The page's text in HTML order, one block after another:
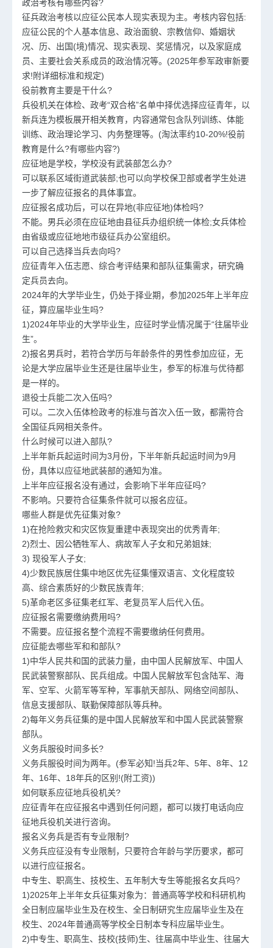
政治考核有哪些内容?
征兵政治考核以应征公民本人现实表现为主。考核内容包括:
应征公民的个人基本信息、政治面貌、宗教信仰、婚姻状
况、历、出国(境)情况、现实表现、奖惩情况，以及家庭成
员、主要社会关系成员的政治情况等。(2025年参军政审新要
求!附详细标准和规定)
役前教育主要是干什么?
兵役机关在体检、政考“双合格”名单中择优选择应征青年，以
新兵连为模板展开相关教育，内容通常包含队列训练、体能
训练、政治理论学习、内务整理等。(淘汰率约10-20%!役前
教育是什么?有哪些内容?)
应征地是学校，学校没有武装部怎么办?
可以联系区域街道武装部;也可以向学校保卫部或者学生处进
一步了解应征报名的具体事宜。
应征报名成功后，可以在异地(非应征地)体检吗?
不能。男兵必须在应征地由县征兵办组织统一体检;女兵体检
由省级或应征地地市级征兵办公室组织。
可以自己选择当兵去向吗?
应征青年入伍志愿、综合考评结果和部队征集需求，研究确
定兵员去向。
2024年的大学毕业生，仍处于择业期，参加2025年上半年应
征，算应届毕业生吗?
1)2024年毕业的大学毕业生，应征时学业情况属于“往届毕业
生”。
2)报名男兵时，若符合学历与年龄条件的男性参加应征，无
论是大学应届毕业生还是往届毕业生，参军的标准与优待都
是一样的。
退役士兵能二次入伍吗?
可以。二次入伍体检政考的标准与首次入伍一致，都需符合
全国征兵网相关条件。
什么时候可以进入部队?
上半年新兵起运时间为3月份，下半年新兵起运时间为9月
份，具体以应征地武装部的通知为准。
上半年应征报名没有通过，会影响下半年应征吗?
不影响。只要符合征集条件就可以报名应征。
哪些人群是优先征集对象?
1)在抢险救灾和灾区恢复重建中表现突出的优秀青年;
2)烈士、因公牺牲军人、病故军人子女和兄弟姐妹;
3) 现役军人子女;
4)少数民族居住集中地区优先征集懂双语言、文化程度较
高、综合素质好的少数民族青年;
5)革命老区多征集老红军、老复员军人后代入伍。
应征报名需要缴纳费用吗?
不需要。应征报名整个流程不需要缴纳任何费用。
应征能去哪些军和和部队?
1)中华人民共和国的武装力量，由中国人民解放军、中国人
民武装警察部队、民兵组成。中国人民解放军包含陆军、海
军、空军、火箭军等军种，军事航天部队、网络空间部队、
信息支援部队、联勤保障部队等兵种。
2)每年义务兵征集的是中国人民解放军和中国人民武装警察
部队。
义务兵服役时间多长?
义务兵服役时间为两年。(参军必知!当兵2年、5年、8年、12
年、16年、18年兵的区别!(附工资))
如何联系应征地兵役机关?
应征青年在应征报名中遇到任何问题，都可以拨打电话向应
征地兵役机关进行咨询。
报名义务兵是否有专业限制?
义务兵应征没有专业限制，只要符合年龄与学历要求，都可
以进行应征报名。
中专生、职高生、技校生、五年制大专生等能报名女兵吗?
1)2025年上半年女兵征集对象为：普通高等学校和科研机构
全日制应届毕业生及在校生、全日制研究生应届毕业生及在
校生、2024年普通高等学校全日制本专科应届毕业生。
2)中专生、职高生、技校(技师)生、往届高中毕业生、往届大